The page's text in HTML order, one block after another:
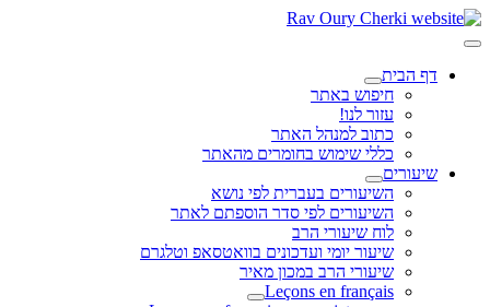
דף הבית
חיפוש באתר
עזור לנו!
כתוב למנהל האתר
כללי שימוש בחומרים מהאתר
שיעורים
השיעורים בעברית לפי נושא
השיעורים לפי סדר הוספתם לאתר
לוח שיעורי הרב
שיעור יומי ועדכונים בוואטסאפ וטלגרם
שיעורי הרב במכון מאיר
Leçons en français